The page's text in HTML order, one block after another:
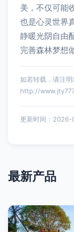
美，不仅可能
也是心灵世界
静暖光阴自由
完善森林梦想
如若转载，请注明
http://
更新时间：
最新产品